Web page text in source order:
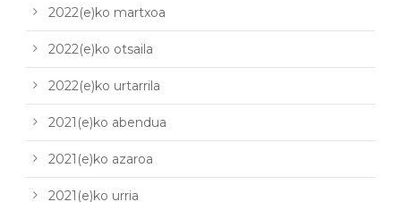
2022(e)ko martxoa
2022(e)ko otsaila
2022(e)ko urtarrila
2021(e)ko abendua
2021(e)ko azaroa
2021(e)ko urria